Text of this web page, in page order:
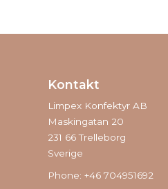
Kontakt
Limpex Konfektyr AB
Maskingatan 20
231 66 Trelleborg
Sverige
Phone: +46 704951692